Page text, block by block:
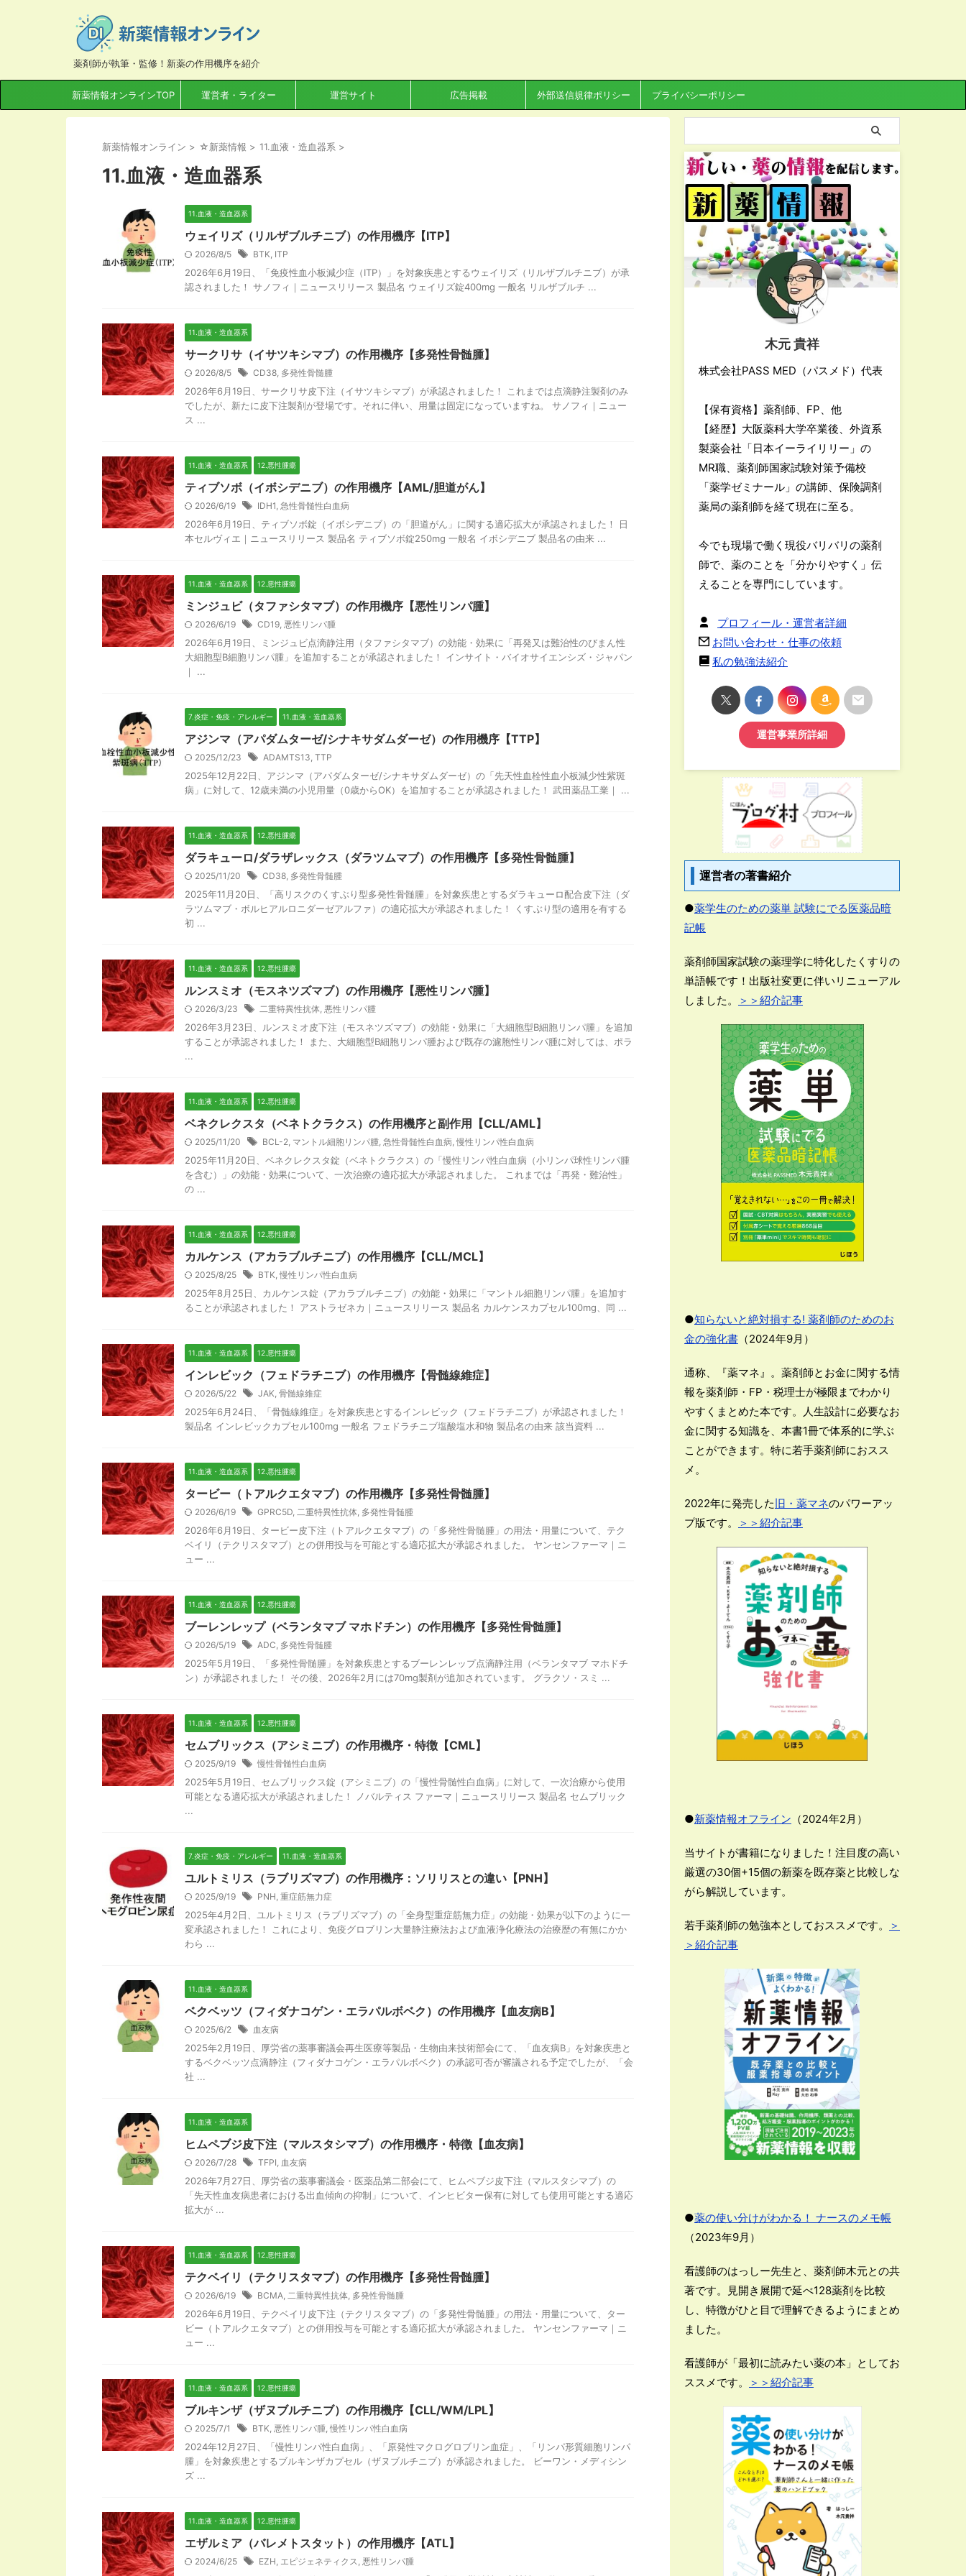
薬剤師が執筆・監修！新薬の作用機序を紹介
新薬情報オンラインTOP 運営者・ライター 運営サイト 広告掲載 外部送信規律ポリシー プライバシーポリシー
新薬情報オンライン > ☆新薬情報 > 11.血液・造血器系 >
11.血液・造血器系
11.血液・造血器系
ウェイリズ（リルザブルチニブ）の作用機序【ITP】
2026/8/5 BTK ITP
2026年6月19日、「免疫性血小板減少症（ITP）」を対象疾患とするウェイリズ（リルザブルチニブ）が承
認されました！ サノフィ｜ニュースリリース 製品名 ウェイリズ錠400mg 一般名 リルザブルチ ...
11.血液・造血器系
サークリサ（イサツキシマブ）の作用機序【多発性骨髄腫】
2026/8/5 CD38 多発性骨髄腫
2026年6月19日、サークリサ皮下注（イサツキシマブ）が承認されました！ これまでは点滴静注製剤のみ
でしたが、新たに皮下注製剤が登場です。それに伴い、用量は固定になっていますね。 サノフィ｜ニュー
ス ...
11.血液・造血器系 12.悪性腫瘍
ティブソボ（イボシデニブ）の作用機序【AML/胆道がん】
2026/6/19 IDH1 急性骨髄性白血病
2026年6月19日、ティブソボ錠（イボシデニブ）の「胆道がん」に関する適応拡大が承認されました！ 日
本セルヴィエ｜ニュースリリース 製品名 ティブソボ錠250mg 一般名 イボシデニブ 製品名の由来 ...
11.血液・造血器系 12.悪性腫瘍
ミンジュビ（タファシタマブ）の作用機序【悪性リンパ腫】
2026/6/19 CD19 悪性リンパ腫
2026年6月19日、ミンジュビ点滴静注用（タファシタマブ）の効能・効果に「再発又は難治性のびまん性
大細胞型B細胞リンパ腫」を追加することが承認されました！ インサイト・バイオサイエンシズ・ジャパン
｜ ...
7.炎症・免疫・アレルギー 11.血液・造血器系
アジンマ（アパダムターゼ/シナキサダムダーゼ）の作用機序【TTP】
2025/12/23 ADAMTS13 TTP
2025年12月22日、アジンマ（アパダムターゼ/シナキサダムダーゼ）の「先天性血栓性血小板減少性紫斑
病」に対して、12歳未満の小児用量（0歳からOK）を追加することが承認されました！ 武田薬品工業｜ ...
11.血液・造血器系 12.悪性腫瘍
ダラキューロ/ダラザレックス（ダラツムマブ）の作用機序【多発性骨髄腫】
2025/11/20 CD38 多発性骨髄腫
2025年11月20日、「高リスクのくすぶり型多発性骨髄腫」を対象疾患とするダラキューロ配合皮下注（ダ
ラツムマブ・ボルヒアルロニダーゼアルファ）の適応拡大が承認されました！ くすぶり型の適用を有する
初 ...
11.血液・造血器系 12.悪性腫瘍
ルンスミオ（モスネツズマブ）の作用機序【悪性リンパ腫】
2026/3/23 二重特異性抗体 悪性リンパ腫
2026年3月23日、ルンスミオ皮下注（モスネツズマブ）の効能・効果に「大細胞型B細胞リンパ腫」を追加
することが承認されました！ また、大細胞型B細胞リンパ腫および既存の濾胞性リンパ腫に対しては、ポラ
...
11.血液・造血器系 12.悪性腫瘍
ベネクレクスタ（ベネトクラクス）の作用機序と副作用【CLL/AML】
2025/11/20 BCL-2 マントル細胞リンパ腫 急性骨髄性白血病 慢性リンパ性白血病
2025年11月20日、ベネクレクスタ錠（ベネトクラクス）の「慢性リンパ性白血病（小リンパ球性リンパ腫
を含む）」の効能・効果について、一次治療の適応拡大が承認されました。 これまでは「再発・難治性」
の ...
11.血液・造血器系 12.悪性腫瘍
カルケンス（アカラブルチニブ）の作用機序【CLL/MCL】
2025/8/25 BTK 慢性リンパ性白血病
2025年8月25日、カルケンス錠（アカラブルチニブ）の効能・効果に「マントル細胞リンパ腫」を追加す
ることが承認されました！ アストラゼネカ｜ニュースリリース 製品名 カルケンスカプセル100mg、同 ...
11.血液・造血器系 12.悪性腫瘍
インレビック（フェドラチニブ）の作用機序【骨髄線維症】
2026/5/22 JAK 骨髄線維症
2025年6月24日、「骨髄線維症」を対象疾患とするインレビック（フェドラチニブ）が承認されました！
製品名 インレビックカプセル100mg 一般名 フェドラチニブ塩酸塩水和物 製品名の由来 該当資料 ...
11.血液・造血器系 12.悪性腫瘍
タービー（トアルクエタマブ）の作用機序【多発性骨髄腫】
2026/6/19 GPRC5D 二重特異性抗体 多発性骨髄腫
2026年6月19日、タービー皮下注（トアルクエタマブ）の「多発性骨髄腫」の用法・用量について、テク
ベイリ（テクリスタマブ）との併用投与を可能とする適応拡大が承認されました。 ヤンセンファーマ｜ニ
ュー ...
11.血液・造血器系 12.悪性腫瘍
ブーレンレップ（ベランタマブ マホドチン）の作用機序【多発性骨髄腫】
2026/5/19 ADC 多発性骨髄腫
2025年5月19日、「多発性骨髄腫」を対象疾患とするブーレンレップ点滴静注用（ベランタマブ マホドチ
ン）が承認されました！ その後、2026年2月には70mg製剤が追加されています。 グラクソ・スミ ...
11.血液・造血器系 12.悪性腫瘍
セムブリックス（アシミニブ）の作用機序・特徴【CML】
2025/9/19 慢性骨髄性白血病
2025年5月19日、セムブリックス錠（アシミニブ）の「慢性骨髄性白血病」に対して、一次治療から使用
可能となる適応拡大が承認されました！ ノバルティス ファーマ｜ニュースリリース 製品名 セムブリック
...
7.炎症・免疫・アレルギー 11.血液・造血器系
ユルトミリス（ラブリズマブ）の作用機序：ソリリスとの違い【PNH】
2025/9/19 PNH 重症筋無力症
2025年4月2日、ユルトミリス（ラブリズマブ）の「全身型重症筋無力症」の効能・効果が以下のように一
変承認されました！ これにより、免疫グロブリン大量静注療法および血液浄化療法の治療歴の有無にかか
わら ...
11.血液・造血器系
ベクベッツ（フィダナコゲン・エラパルボベク）の作用機序【血友病B】
2025/6/2 血友病
2025年2月19日、厚労省の薬事審議会再生医療等製品・生物由来技術部会にて、「血友病B」を対象疾患と
するベクベッツ点滴静注（フィダナコゲン・エラパルボベク）の承認可否が審議される予定でしたが、「会
社 ...
11.血液・造血器系
ヒムペブジ皮下注（マルスタシマブ）の作用機序・特徴【血友病】
2026/7/28 TFPI 血友病
2026年7月27日、厚労省の薬事審議会・医薬品第二部会にて、ヒムペブジ皮下注（マルスタシマブ）の
「先天性血友病患者における出血傾向の抑制」について、インヒビター保有に対しても使用可能とする適応
拡大が ...
11.血液・造血器系 12.悪性腫瘍
テクベイリ（テクリスタマブ）の作用機序【多発性骨髄腫】
2026/6/19 BCMA 二重特異性抗体 多発性骨髄腫
2026年6月19日、テクベイリ皮下注（テクリスタマブ）の「多発性骨髄腫」の用法・用量について、ター
ビー（トアルクエタマブ）との併用投与を可能とする適応拡大が承認されました。 ヤンセンファーマ｜ニ
ュー ...
11.血液・造血器系 12.悪性腫瘍
ブルキンザ（ザヌブルチニブ）の作用機序【CLL/WM/LPL】
2025/7/1 BTK 悪性リンパ腫 慢性リンパ性白血病
2024年12月27日、「慢性リンパ性白血病」、「原発性マクログロブリン血症」、「リンパ形質細胞リンパ
腫」を対象疾患とするブルキンザカプセル（ザヌブルチニブ）が承認されました。 ビーワン・メディシン
ズ ...
11.血液・造血器系 12.悪性腫瘍
エザルミア（バレメトスタット）の作用機序【ATL】
2024/6/25 EZH エピジェネティクス 悪性リンパ腫
木元 貴祥
株式会社PASS MED（パスメド）代表
【保有資格】薬剤師、FP、他
【経歴】大阪薬科大学卒業後、外資系
製薬会社「日本イーライリリー」の
MR職、薬剤師国家試験対策予備校
「薬学ゼミナール」の講師、保険調剤
薬局の薬剤師を経て現在に至る。
今でも現場で働く現役バリバリの薬剤
師で、薬のことを「分かりやすく」伝
えることを専門にしています。
プロフィール・運営者詳細
お問い合わせ・仕事の依頼
私の勉強法紹介
運営事業所詳細
運営者の著書紹介
●薬学生のための薬単 試験にでる医薬品暗
記帳
薬剤師国家試験の薬理学に特化したくすりの
単語帳です！出版社変更に伴いリニューアル
しました。
＞＞紹介記事
●知らないと絶対損する! 薬剤師のためのお
金の強化書 （2024年9月）
通称、『薬マネ』。薬剤師とお金に関する情
報を薬剤師・FP・税理士が極限までわかり
やすくまとめた本です。人生設計に必要なお
金に関する知識を、本書1冊で体系的に学ぶ
ことができます。特に若手薬剤師におスス
メ。
2022年に発売した旧・薬マネのパワーアッ
プ版です。
＞＞紹介記事
●新薬情報オフライン （2024年2月）
当サイトが書籍になりました！注目度の高い
厳選の30個+15個の新薬を既存薬と比較しな
がら解説しています。
若手薬剤師の勉強本としておススメです。
＞
＞紹介記事
●薬の使い分けがわかる！ ナースのメモ帳
（2023年9月）
看護師のはっしー先生と、薬剤師木元との共
著です。見開き展開で延べ128薬剤を比較
し、特徴がひと目で理解できるようにまとめ
ました。
看護師が「最初に読みたい薬の本」としてお
ススメです。
＞＞紹介記事